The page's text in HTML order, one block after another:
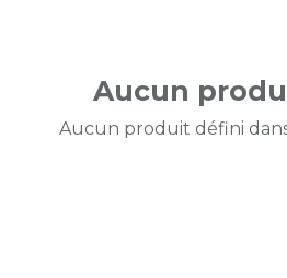
Aucun
Aucun produit défini